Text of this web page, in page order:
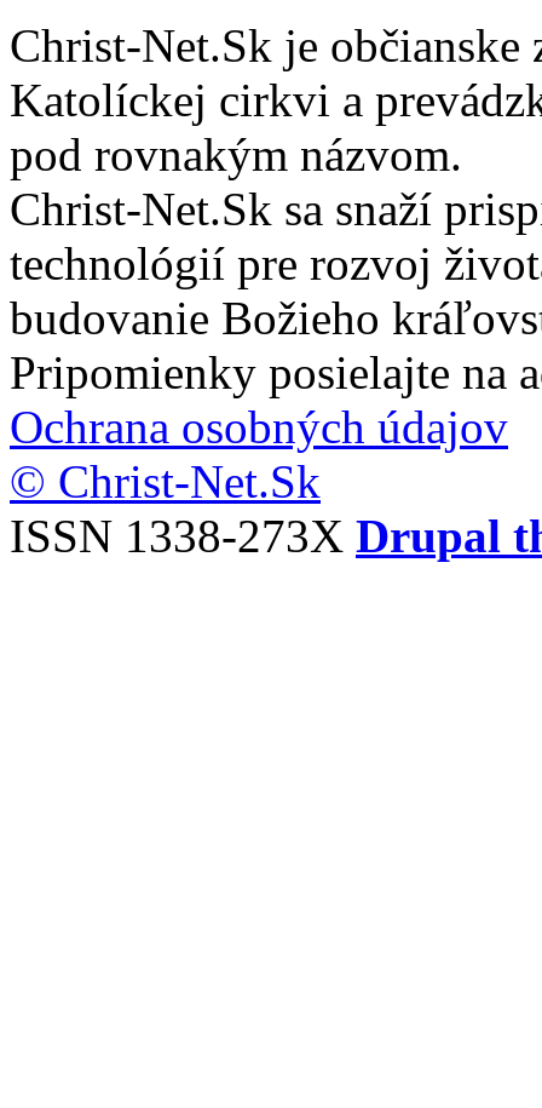
Christ-Net.Sk je
Katolíckej cirkvi a
pod rovnakým názvom.
Christ-Net.Sk sa snaží
technológií pre rozvoj
budovanie Božieho
Pripomienky posielajte na
Ochrana osobných údajov
© Christ-Net.Sk
ISSN 1338-273X Drupal